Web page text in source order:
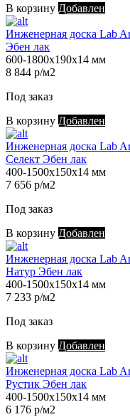
В корзину Добавлен
Инженерная доска Lab
Эбен лак
600-1800х190х14 мм
8 844 р/м2
Под заказ
В корзину Добавлен
Инженерная доска Lab
Селект Эбен лак
400-1500х150х14 мм
7 656 р/м2
Под заказ
В корзину Добавлен
Инженерная доска Lab
Натур Эбен лак
400-1500х150х14 мм
7 233 р/м2
Под заказ
В корзину Добавлен
Инженерная доска Lab
Рустик Эбен лак
400-1500х150х14 мм
6 176 р/м2